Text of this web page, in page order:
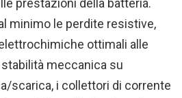
prestazioni della batteria.
minimo le perdite resistive,
ottimali alle
meccanica su
scarica, i collettori di corrente